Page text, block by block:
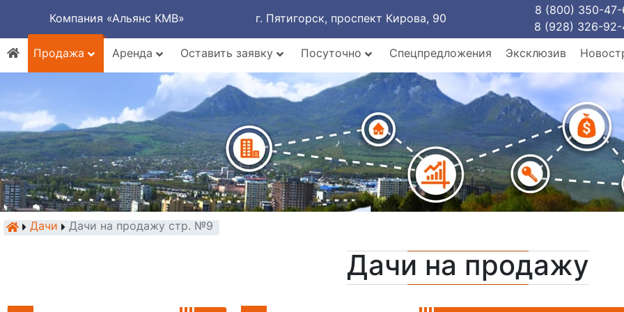
Компания «Альянс КМВ» г. Пятигорск, проспект Кирова, 90
8 (800) 350-
8 (928) 326-
Продажа
Аренда Оставить заявку Посуточно Спецпредложения Эксклюзив
Дачи Дачи на продажу стр. №9
Дачи на продажу